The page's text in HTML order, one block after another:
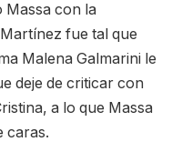
Massa con la
fue tal que
Malena Galmarini le
deje de criticar con
a lo que Massa
caras.